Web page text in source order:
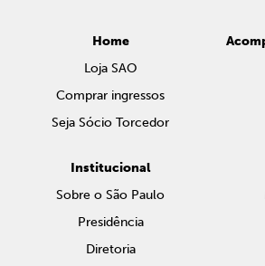
Home
Loja SAO
Comprar ingressos
Seja Sócio Torcedor
Institucional
Sobre o São Paulo
Presidência
Diretoria